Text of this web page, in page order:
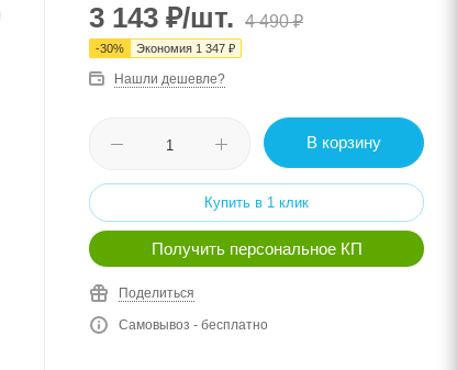
3 143 ₽/шт. 4 490₽
-30% Экономия 1 347 ₽
Нашли дешевле?
В корзину
Купить в 1 клик
Получить персональное КП
Поделиться
Самовывоз - бесплатно